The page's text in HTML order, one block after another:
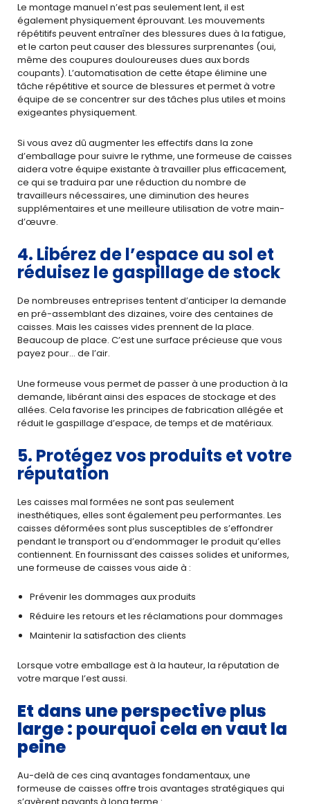
Le montage manuel n’est pas seulement lent, il est
également physiquement éprouvant. Les mouvements
répétitifs peuvent entraîner des blessures dues à la fatigue,
et le carton peut causer des blessures surprenantes (oui,
même des coupures douloureuses dues aux bords
coupants). L’automatisation de cette étape élimine une
tâche répétitive et source de blessures et permet à votre
équipe de se concentrer sur des tâches plus utiles et moins
exigeantes physiquement.
Si vous avez dû augmenter les effectifs dans la zone
d’emballage pour suivre le rythme, une formeuse de caisses
aidera votre équipe existante à travailler plus efficacement,
ce qui se traduira par une réduction du nombre de
travailleurs nécessaires, une diminution des heures
supplémentaires et une meilleure utilisation de votre main-
d’œuvre.
4. Libérez de l’espace au sol et
réduisez le gaspillage de stock
De nombreuses entreprises tentent d’anticiper la demande
en pré-assemblant des dizaines, voire des centaines de
caisses. Mais les caisses vides prennent de la place.
Beaucoup de place. C’est une surface précieuse que vous
payez pour… de l’air.
Une formeuse vous permet de passer à une production à la
demande, libérant ainsi des espaces de stockage et des
allées. Cela favorise les principes de fabrication allégée et
réduit le gaspillage d’espace, de temps et de matériaux.
5. Protégez vos produits et votre
réputation
Les caisses mal formées ne sont pas seulement
inesthétiques, elles sont également peu performantes. Les
caisses déformées sont plus susceptibles de s’effondrer
pendant le transport ou d’endommager le produit qu’elles
contiennent. En fournissant des caisses solides et uniformes,
une formeuse de caisses vous aide à :
Prévenir les dommages aux produits
Réduire les retours et les réclamations pour dommages
Maintenir la satisfaction des clients
Lorsque votre emballage est à la hauteur, la réputation de
votre marque l’est aussi.
Et dans une perspective plus
large : pourquoi cela en vaut la
peine
Au-delà de ces cinq avantages fondamentaux, une
formeuse de caisses offre trois avantages stratégiques qui